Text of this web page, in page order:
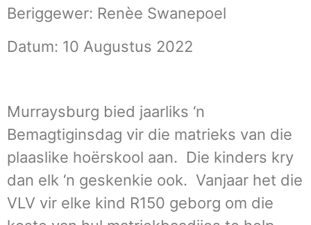
Beriggewer: Renèe Swanepoel
Datum: 10 Augustus 2022
Murraysburg bied jaarliks ‘n
Bemagtiginsdag vir die matrieks van die
plaaslike hoërskool aan. Die kinders kry
dan elk ‘n geskenkie ook. Vanjaar het die
VLV vir elke kind R150 geborg om die